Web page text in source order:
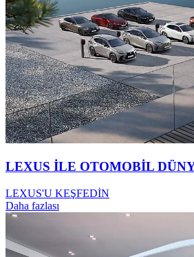
LEXUS İLE OTOMOBİL
LEXUS'U KEŞFEDİN
Daha fazlası